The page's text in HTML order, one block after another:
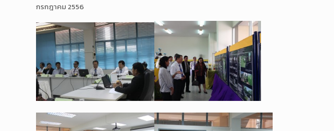
กรกฎาคม 2556